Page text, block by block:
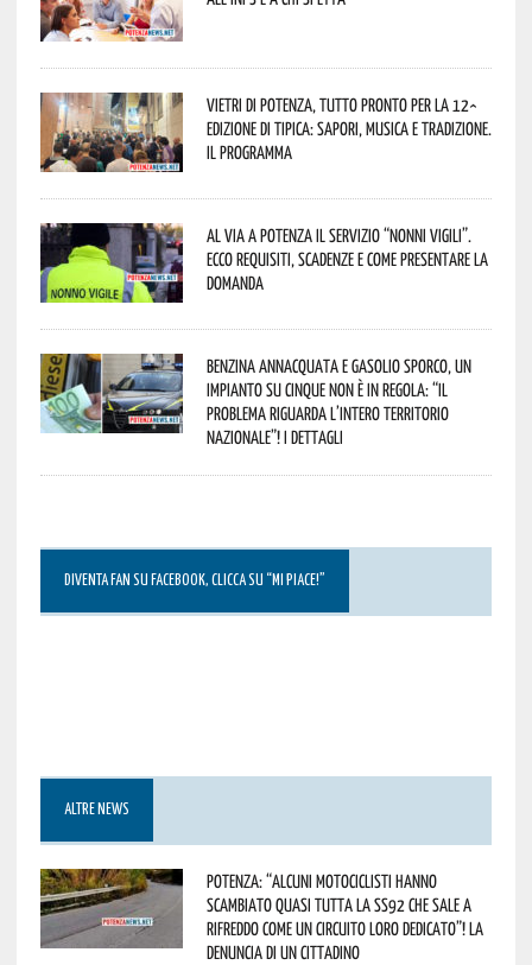
Vietri di Potenza, tutto pronto per la 12^
Edizione di Tipica: sapori, musica e tradizione.
Il programma
Al via a Potenza il servizio “Nonni Vigili”.
Ecco requisiti, scadenze e come presentare la
domanda
Benzina annacquata e gasolio sporco, un
impianto su cinque non è in regola: “il
problema riguarda l’intero territorio
Nazionale”! I dettagli
DIVENTA FAN SU FACEBOOK, CLICCA SU “MI PIACE!”
ALTRE NEWS
Potenza: “alcuni motociclisti hanno
scambiato quasi tutta la SS92 che sale a
Rifreddo come un circuito loro dedicato”! La
denuncia di un cittadino